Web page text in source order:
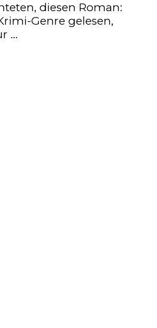
diesen Roman:
Genre gelesen,
…